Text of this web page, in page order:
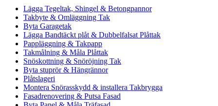
Lägga Tegeltak, Shingel & Betongpannor
Takbyte & Omläggning Tak
Byta Garagetak
Lägga Bandtäckt plåt & Dubbelfalsat Plåttak
Pappläggning & Takpapp
Takmålning & Måla Plåttak
Snöskottning & Snöröjning Tak
Byta stuprör & Hängrännor
Plåtslageri
Montera Snörasskydd & installera Takbrygga
Fasadrenovering & Putsa Fasad